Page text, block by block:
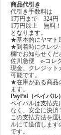
商品代引き
代引き手数料は
1万円まで 324円
1万円以上 無料！
となります。
★基本的にヤマト
★到着時にクレジ
欄でお知らせくだ
佐川急便 e-コレ
現金、クレジット
可能です。
★在庫がある商品
ます。
PayPal（ペイパ
ペイパルは支払先
なく、安全に決済
この支払方法を
ルにて送信しま
です。